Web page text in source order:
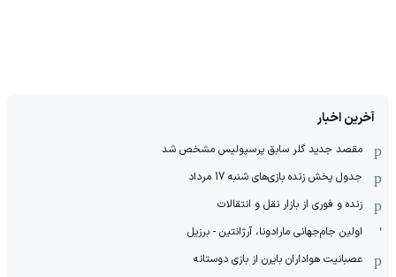
آخرین اخبار
مقصد جدید گلر سابق پرسپولیس مشخص شد
جدول پخش زنده بازی‌های شنبه 17 مرداد
زنده و فوری از بازار نقل و انتقالات
اولین جام‌جهانی مارادونا، آرژانتین - برزیل
عصبانیت هواداران بایرن از بازی دوستانه